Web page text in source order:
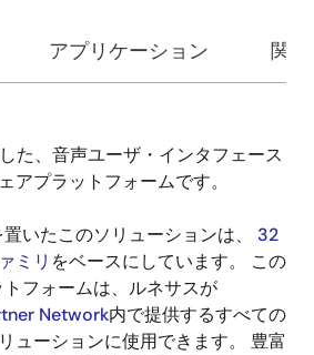
アプリケーション 関
た、音声ユーザ・インタフェース
アプラットフォームです。
いたこのソリューションは、 32
ミリ をベースにしています。 この
フォームは、ルネサスが
Network内で提供するすべての
ューションに使用できます。 豊富